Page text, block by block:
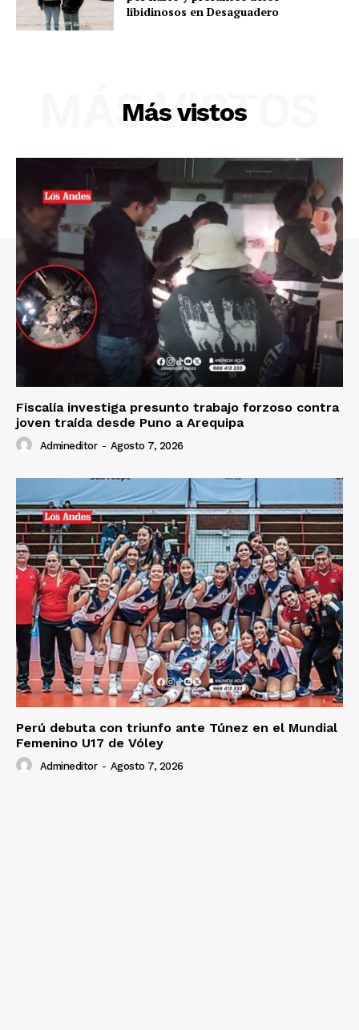
SUSCRIBETE
Diario los Andes
Contacto
Prensa
libidinosos en Desaguadero
Más vistos
MÁS VISTOS
Fiscalía investiga presunto trabajo forzoso contra
joven traída desde Puno a Arequipa
Admineditor - Agosto 7, 2026
Perú debuta con triunfo ante Túnez en el Mundial
Femenino U17 de Vóley
Admineditor - Agosto 7, 2026